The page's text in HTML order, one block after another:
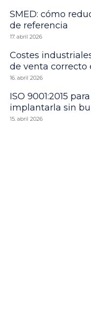
SMED: cómo
de referencia
17. abril 2026
Costes
de venta correcto
16. abril 2026
ISO 9001:2015
implantarla sin
15. abril 2026